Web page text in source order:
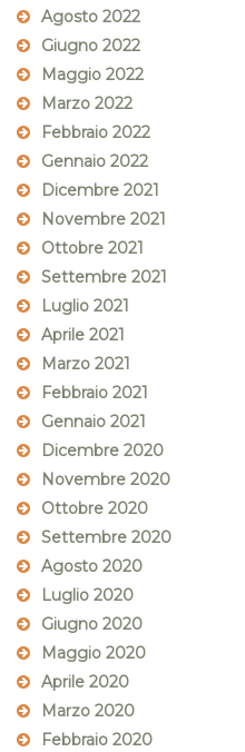
Agosto 2022
Giugno 2022
Maggio 2022
Marzo 2022
Febbraio 2022
Gennaio 2022
Dicembre 2021
Novembre 2021
Ottobre 2021
Settembre 2021
Luglio 2021
Aprile 2021
Marzo 2021
Febbraio 2021
Gennaio 2021
Dicembre 2020
Novembre 2020
Ottobre 2020
Settembre 2020
Agosto 2020
Luglio 2020
Giugno 2020
Maggio 2020
Aprile 2020
Marzo 2020
Febbraio 2020